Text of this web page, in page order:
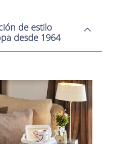
de estilo
desde 1964